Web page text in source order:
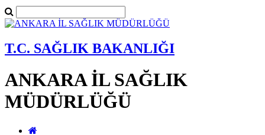
T.C. SAĞLIK BAKANLIĞI
ANKARA İL SAĞLIK
MÜDÜRLÜĞÜ